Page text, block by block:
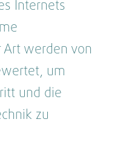
Internets
werden von
um
und die
zu